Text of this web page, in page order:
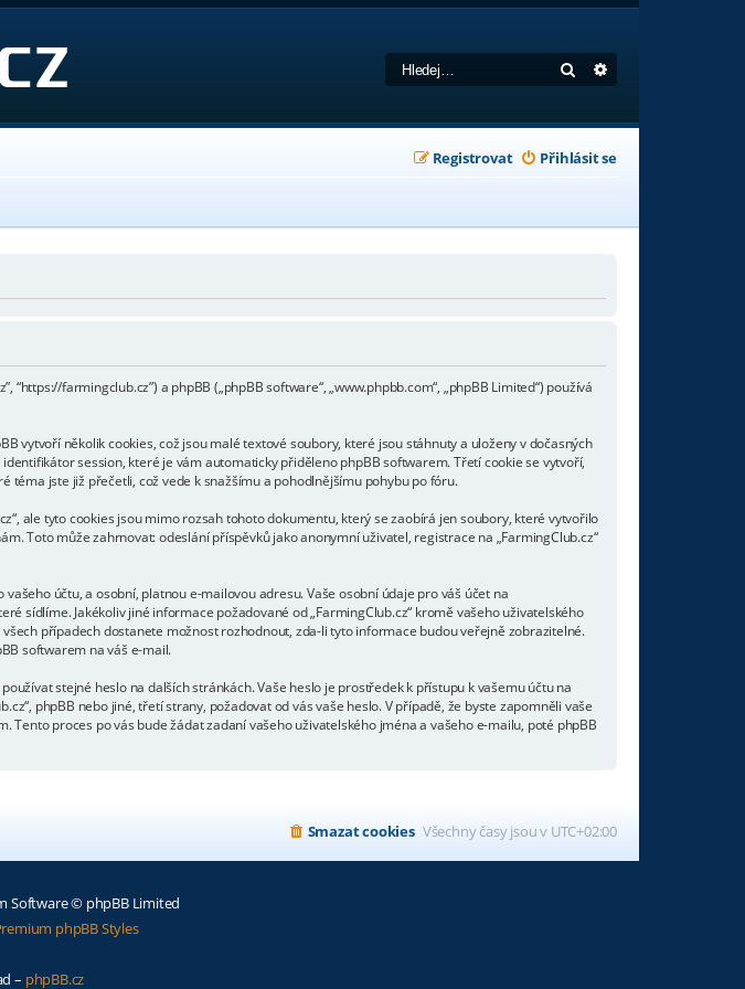
Hledat
Přihlásit se
Registrovat
“https://farmingclub.cz”) a phpBB („phpBB software“, „www.phpbb.com“, „phpBB Limited“) používá
vytvoří několik cookies, což jsou malé textové soubory, které jsou stáhnuty a uloženy v dočasných
session, které je vám automaticky přiděleno phpBB softwarem. Třetí cookie se vytvoří,
téma jste již přečetli, což vede k snažšímu a pohodlnějšímu pohybu po fóru.
ale tyto cookies jsou mimo rozsah tohoto dokumentu, který se zaobírá jen soubory, které vytvořilo
Toto může zahrnovat: odeslání příspěvků jako anonymní uživatel, registrace na „FarmingClub.cz“
účtu, a osobní, platnou e-mailovou adresu. Vaše osobní údaje pro váš účet na
sídlíme. Jakékoliv jiné informace požadované od „FarmingClub.cz“ kromě vašeho uživatelského
případech dostanete možnost rozhodnout, zda-li tyto informace budou veřejně zobrazitelné.
softwarem na váš e-mail.
stejné heslo na dalších stránkách. Vaše heslo je prostředek k přístupu k vašemu účtu na
phpBB nebo jiné, třetí strany, požadovat od vás vaše heslo. V případě, že byste zapomněli vaše
proces po vás bude žádat zadaní vašeho uživatelského jména a vašeho e-mailu, poté phpBB
Všechny časy jsou v UTC+02:00
Smazat cookies
Software © phpBB Limited
phpBB Styles
– phpBB.cz